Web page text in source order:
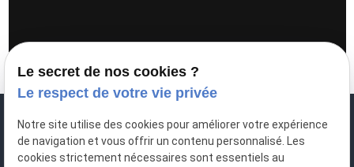
Le secret de nos cookies ?
Le respect de votre vie privée
Notre site utilise des cookies pour améliorer votre expérience
de navigation et vous offrir un contenu personnalisé. Les
cookies strictement nécessaires sont essentiels au